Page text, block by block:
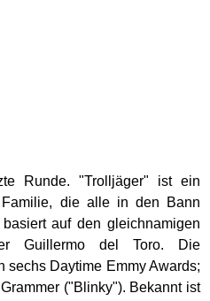
Runde. "Trolljäger" ist ein
die alle in den Bann
auf den gleichnamigen
Guillermo del Toro. Die
sechs Daytime Emmy Awards;
("Blinky"). Bekannt ist